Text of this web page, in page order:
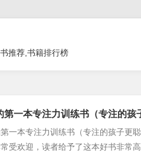
推荐,书籍排行榜
第一本专注力训练书（专注的孩
第一本专注力训练书（专注的孩子更
受欢迎，读者给予了这本好书非常